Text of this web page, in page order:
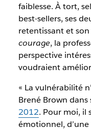
faiblesse. À tort,
best-sellers, ses
retentissant et
courage, la
perspective
voudraient
« La vulnérabilité
Brené Brown dans
2012. Pour moi, il
émotionnel,